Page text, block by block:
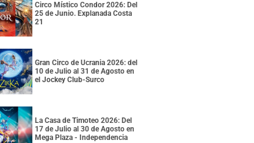
Circo Místico Condor 2026: Del
25 de Junio. Explanada Costa
21
Gran Circo de Ucrania 2026: del
10 de Julio al 31 de Agosto en
el Jockey Club-Surco
La Casa de Timoteo 2026: Del
17 de Julio al 30 de Agosto en
Mega Plaza - Independencia